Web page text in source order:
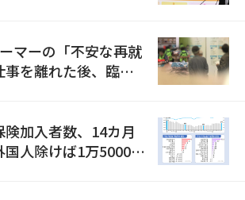
マーの「不安な再就
を離れた後、臨時
加入者数、14カ月
人除けば1万5000人